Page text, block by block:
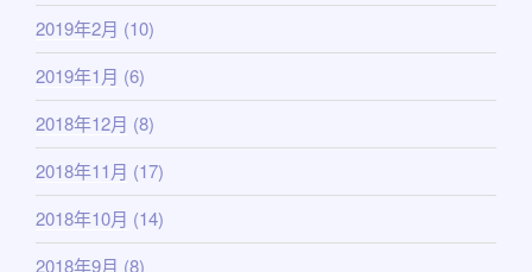
2019年2月 (10)
2019年1月 (6)
2018年12月 (8)
2018年11月 (17)
2018年10月 (14)
2018年9月 (8)